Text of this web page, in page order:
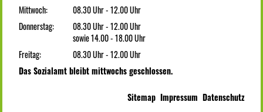
Mittwoch:
08.30 Uhr - 12.00 Uhr
Donnerstag:
08.30 Uhr - 12.00 Uhr
sowie 14.00 - 18.00 Uhr
Freitag:
08.30 Uhr - 12.00 Uhr
Das Sozialamt bleibt mittwochs geschlossen.
Sitemap Impressum Datenschutz